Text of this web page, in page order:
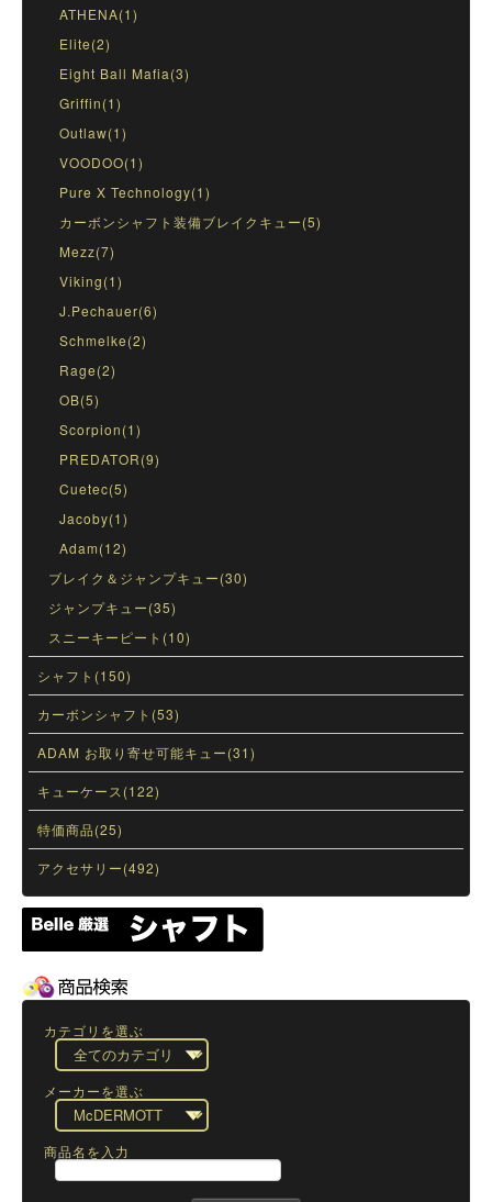
ATHENA(1)
Elite(2)
Eight Ball Mafia(3)
Griffin(1)
Outlaw(1)
VOODOO(1)
Pure X Technology(1)
カーボンシャフト装備ブレイクキュー(5)
Mezz(7)
Viking(1)
J.Pechauer(6)
Schmelke(2)
Rage(2)
OB(5)
Scorpion(1)
PREDATOR(9)
Cuetec(5)
Jacoby(1)
Adam(12)
ブレイク＆ジャンプキュー(30)
ジャンプキュー(35)
スニーキーピート(10)
シャフト(150)
カーボンシャフト(53)
ADAM お取り寄せ可能キュー(31)
キューケース(122)
特価商品(25)
アクセサリー(492)
カテゴリを選ぶ
メーカーを選ぶ
商品名を入力